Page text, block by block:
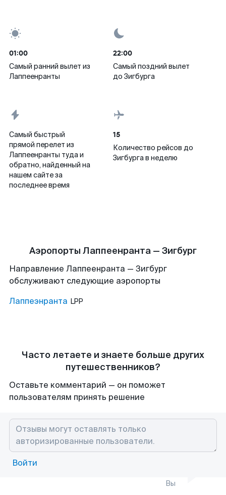
01:00
Самый ранний вылет из
Лаппеенранты
22:00
Самый поздний вылет
до Зигбурга
Самый быстрый
прямой перелет из
Лаппеенранты туда и
обратно, найденный на
нашем сайте за
последнее время
15
Количество рейсов до
Зигбурга в неделю
Аэропорты Лаппеенранта — Зигбург
Направление Лаппеенранта — Зигбург
обслуживают следующие аэропорты
Лаппеэнранта LPP
Часто летаете и знаете больше других
путешественников?
Оставьте комментарий — он поможет
пользователям принять решение
Войти
Вы